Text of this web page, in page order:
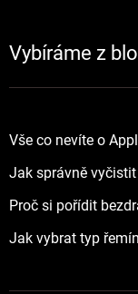
Vybíráme z
Vše co nevíte o
Jak správně
Proč si pořídit
Jak vybrat typ